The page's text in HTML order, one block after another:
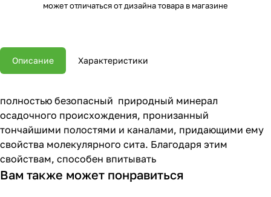
может отличаться от дизайна товара в магазине
Описание Характеристики
полностью безопасный природный минерал
осадочного происхождения, пронизанный
тончайшими полостями и каналами, придающими ему
свойства молекулярного сита. Благодаря этим
свойствам, способен впитывать
Вам также может понравиться